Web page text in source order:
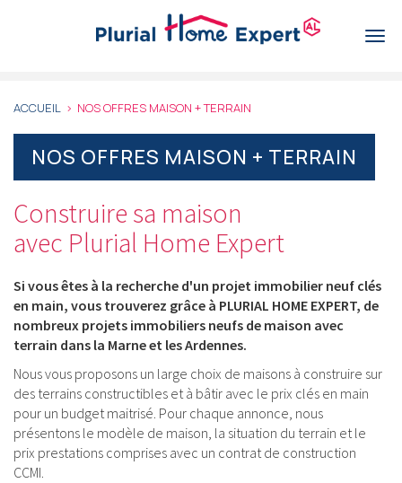
ACCUEIL NOS OFFRES MAISON + TERRAIN
NOS OFFRES MAISON + TERRAIN
Construire sa maison
avec Plurial Home Expert
Si vous êtes à la recherche d'un projet immobilier neuf clés
en main, vous trouverez grâce à PLURIAL HOME EXPERT, de
nombreux projets immobiliers neufs de maison avec
terrain dans la Marne et les Ardennes.
Nous vous proposons un large choix de maisons à construire sur
des terrains constructibles et à bâtir avec le prix clés en main
pour un budget maitrisé. Pour chaque annonce, nous
présentons le modèle de maison, la situation du terrain et le
prix prestations comprises avec un contrat de construction
CCMI.